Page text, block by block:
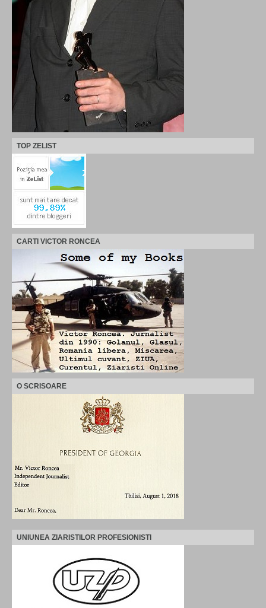
TOP ZELIST
CARTI VICTOR RONCEA
O SCRISOARE
UNIUNEA ZIARISTILOR PROFESIONISTI